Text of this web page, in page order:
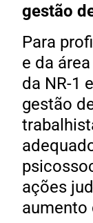
gestão
Para
e da
da NR-1
gestão
ações
aumento